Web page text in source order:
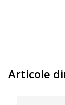
Articole